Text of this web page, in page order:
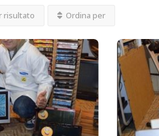
risultato Ordina per